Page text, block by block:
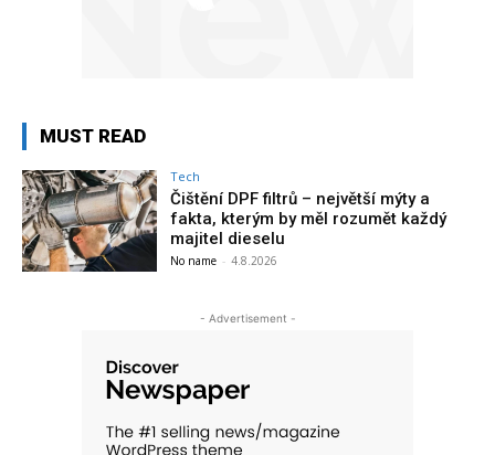
MUST READ
Tech
Čištění DPF filtrů – největší mýty a
fakta, kterým by měl rozumět každý
majitel dieselu
No name - 4.8.2026
- Advertisement -